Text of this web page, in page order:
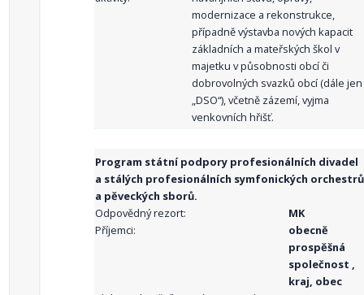
modernizace a rekonstrukce,
případně výstavba nových kapacit
základních a mateřských škol v
majetku v působnosti obcí či
dobrovolných svazků obcí (dále jen
„DSO“), včetně zázemí, vyjma
venkovních hřišť.
Program státní podpory profesionálních divadel
a stálých profesionálních symfonických orchestrů
a pěveckých sborů.
Odpovědný rezort:
MK
Příjemci:
obecně
prospěšná
společnost ,
kraj, obec